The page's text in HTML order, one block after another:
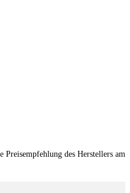
des Herstellers am